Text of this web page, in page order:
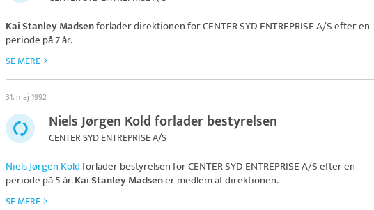
Kai Stanley Madsenforlader direktionen forCENTER SYD ENTREPRISE A/Sefter en
periode på 7 år.
SE MERE
31. maj 1992
Niels Jørgen Kold forlader bestyrelsen
CENTER SYD ENTREPRISE A/S
Niels Jørgen Koldforlader bestyrelsen forCENTER SYD ENTREPRISE A/Sefter en
periode på 5 år.Kai Stanley Madsener medlem af direktionen.
SE MERE